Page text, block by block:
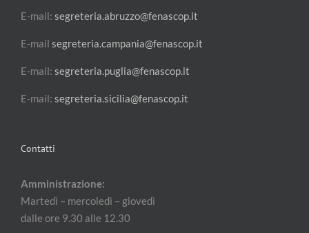
E-mail: segreteria.abruzzo@fenascop.it
E-mail segreteria.campania@fenascop.it
E-mail: segreteria.puglia@fenascop.it
E-mail: segreteria.sicilia@fenascop.it
Contatti
Amministrazione:
Martedì – mercoledì – giovedì
dalle ore 9.30 alle 12.30